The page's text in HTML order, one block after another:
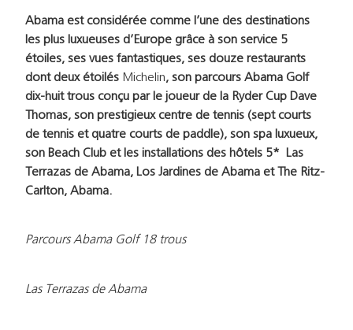
Abama est considérée comme l’une des destinations
les plus luxueuses d’Europe grâce à son service 5
étoiles, ses vues fantastiques, ses douze restaurants
dont deux étoilés Michelin, son parcours Abama Golf
dix-huit trous conçu par le joueur de la Ryder Cup Dave
Thomas, son prestigieux centre de tennis (sept courts
de tennis et quatre courts de paddle), son spa luxueux,
son Beach Club et les installations des hôtels 5* Las
Terrazas de Abama, Los Jardines de Abama et The Ritz-
Carlton, Abama.
Parcours Abama Golf 18 trous
Las Terrazas de Abama